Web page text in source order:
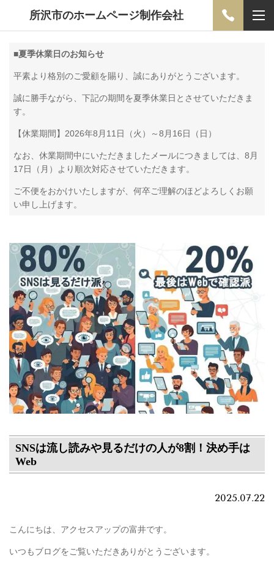
所沢市のホームページ制作会社
■夏季休業日のお知らせ
平素より格別のご愛顧を賜り、誠にありがとうございます。
誠に勝手ながら、下記の期間を夏季休業日とさせていただきま
す。
【休業期間】2026年8月11日（火）～8月16日（日）
なお、休業期間中にいただきましたメールにつきましては、8月
17日（月）より順次対応させていただきます。
ご不便をおかけいたしますが、何卒ご理解のほどよろしくお願
い申し上げます。
SNSは流し読みや見るだけの人が8割！決め手は
Web
2025.07.22
こんにちは、アクセスアップの富井です。
いつもブログをご覧いただきありがとうございます。